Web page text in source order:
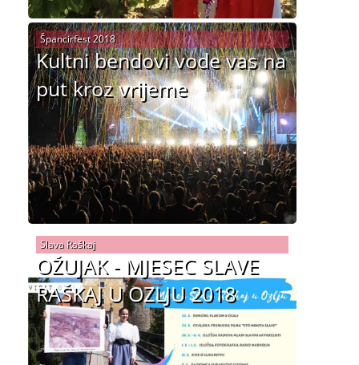
Kultni bendovi vode vas na
put kroz vrijeme
Špancirfest 2018
OŽUJAK - MJESEC SLAVE
RAŠKAJ U OZLJU 2018
Slava Raškaj